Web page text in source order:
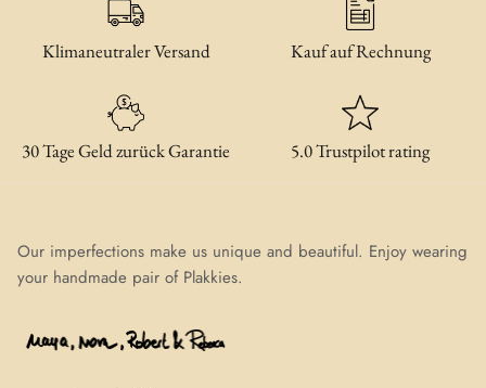
Klimaneutraler Versand Kauf auf Rechnung
30 Tage Geld zurück Garantie 5.0 Trustpilot rating
Our imperfections make us unique and beautiful. Enjoy wearing
your handmade pair of Plakkies.